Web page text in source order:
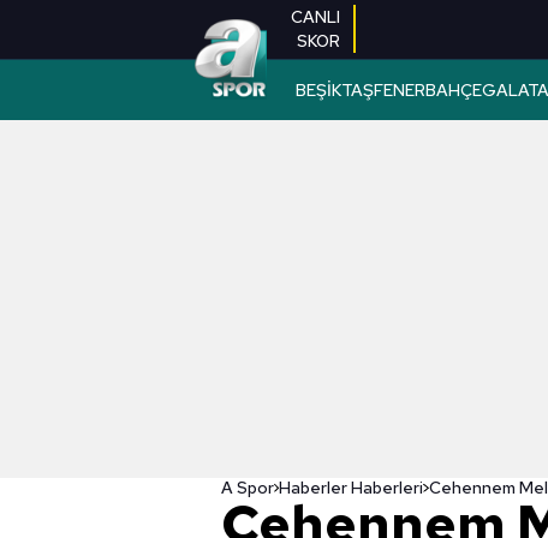
CANLI
SKOR
BEŞİKTAŞFENERBAHÇE
A Spor Haberler Haberleri
Cehennem